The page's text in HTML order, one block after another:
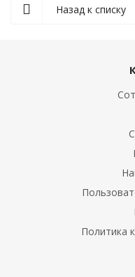
Назад к списку
Политика